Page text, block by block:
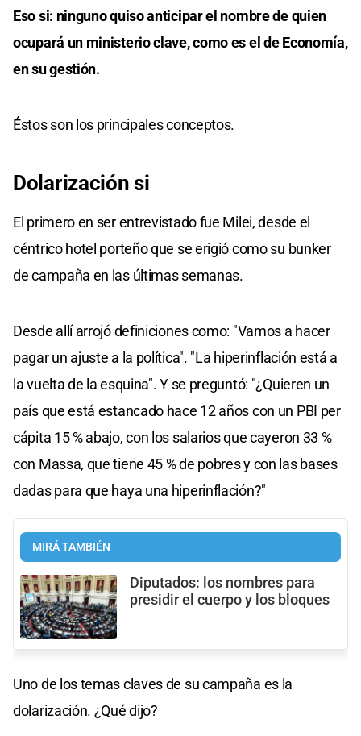
Eso si: ninguno quiso anticipar el nombre de quien
ocupará un ministerio clave, como es el de Economía,
en su gestión.
Éstos son los principales conceptos.
Dolarización si
El primero en ser entrevistado fue Milei, desde el
céntrico hotel porteño que se erigió como su bunker
de campaña en las últimas semanas.
Desde allí arrojó definiciones como: "Vamos a hacer
pagar un ajuste a la política". "La hiperinflación está a
la vuelta de la esquina". Y se preguntó: "¿Quieren un
país que está estancado hace 12 años con un PBI per
cápita 15 % abajo, con los salarios que cayeron 33 %
con Massa, que tiene 45 % de pobres y con las bases
dadas para que haya una hiperinflación?"
MIRÁ TAMBIÉN
Diputados: los nombres para
presidir el cuerpo y los bloques
Uno de los temas claves de su campaña es la
dolarización. ¿Qué dijo?